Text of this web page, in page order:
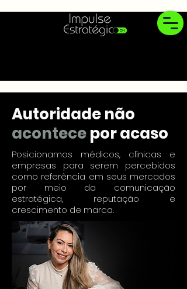
Autoridade não
acontecepor acaso
Posicionamos médicos, clínicas e
empresas para serem percebidos
como referência em seus mercados
por meio da comunicação
estratégica, reputação e
crescimento de marca.